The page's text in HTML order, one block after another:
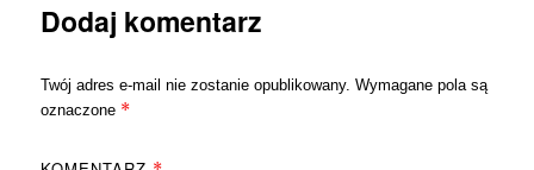
Dodaj komentarz
Twój adres e-mail nie zostanie opublikowany. Wymagane pola są
oznaczone *